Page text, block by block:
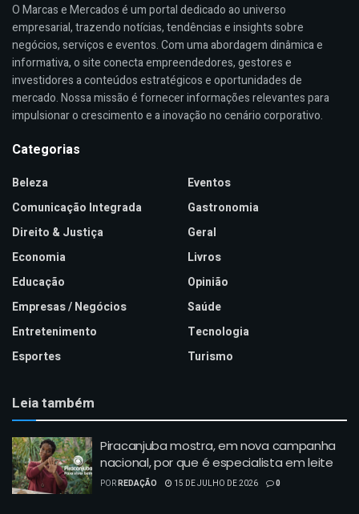
O Marcas e Mercados é um portal dedicado ao universo
empresarial, trazendo notícias, tendências e insights sobre
negócios, serviços e eventos. Com uma abordagem dinâmica e
informativa, o site conecta empreendedores, gestores e
investidores a conteúdos estratégicos e oportunidades de
mercado. Nossa missão é fornecer informações relevantes para
impulsionar o crescimento e a inovação no cenário corporativo.
Categorias
Beleza
Comunicação Integrada
Direito & Justiça
Economia
Educação
Empresas / Negócios
Entretenimento
Esportes
Eventos
Gastronomia
Geral
Livros
Opinião
Saúde
Tecnologia
Turismo
Leia também
Piracanjuba mostra, em nova campanha
nacional, por que é especialista em leite
PORREDAÇÃO 15 DE JULHO DE 2026 0